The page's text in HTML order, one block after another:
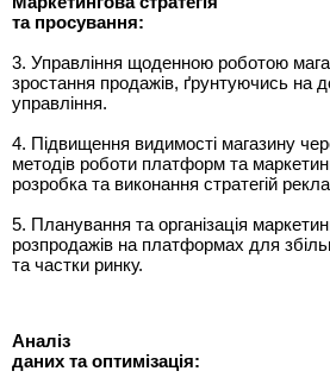
та просування:
3. Управління щоденною роботою
зростання продажів, ґрунтуючись на
управління.
4. Підвищення видимості магазину
методів роботи платформ та
розробка та виконання стратегій
5. Планування та організація
розпродажів на платформах для
та частки ринку.
Аналіз
даних та оптимізація: